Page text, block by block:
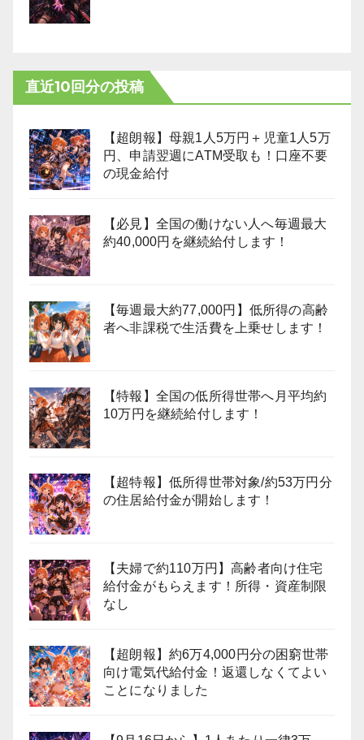
直近10回分の投稿
【超朗報】母親1人5万円＋児童1人5万
円、申請翌週にATM受取も！口座不要
の現金給付
【必見】全国の働けない人へ毎週最大
約40,000円を継続給付します！
【毎週最大約77,000円】低所得の高齢
者へ非課税で生活費を上乗せします！
【特報】全国の低所得世帯へ月平均約
10万円を継続給付します！
【超特報】低所得世帯対象/約53万円分
の住居給付金が開始します！
【夫婦で約110万円】高齢者向け住宅
給付金がもらえます！所得・資産制限
なし
【超朗報】約6万4,000円分の困窮世帯
向け電気代給付金！返還しなくてよい
ことになりました